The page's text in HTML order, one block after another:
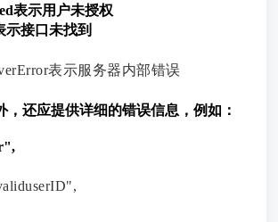
表示用户未授权
示接口未找到
表示服务器内部错误
，还应提供详细的错误信息，例如：